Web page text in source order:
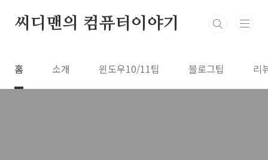
씨디맨의 컴퓨터이야기
홈 소개 윈도우10/11팁 블로그팁 리